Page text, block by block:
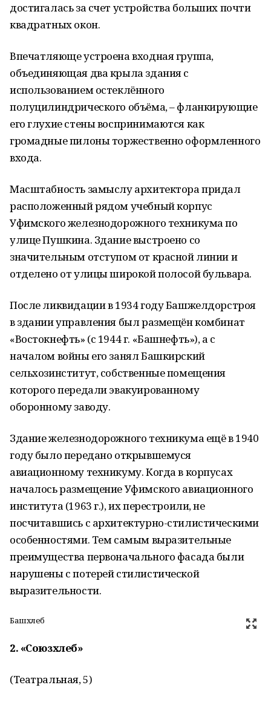
достигалась за счет устройства больших почти
квадратных окон.
Впечатляюще устроена входная группа,
объединяющая два крыла здания с
использованием остеклённого
полуцилиндрического объёма, – фланкирующие
его глухие стены воспринимаются как
громадные пилоны торжественно оформленного
входа.
Масштабность замыслу архитектора придал
расположенный рядом учебный корпус
Уфимского железнодорожного техникума по
улице Пушкина. Здание выстроено со
значительным отступом от красной линии и
отделено от улицы широкой полосой бульвара.
После ликвидации в 1934 году Башжелдорстроя
в здании управления был размещён комбинат
«Востокнефть» (с 1944 г. «Башнефть»), а с
началом войны его занял Башкирский
сельхозинститут, собственные помещения
которого передали эвакуированному
оборонному заводу.
Здание железнодорожного техникума ещё в 1940
году было передано открывшемуся
авиационному техникуму. Когда в корпусах
началось размещение Уфимского авиационного
института (1963 г.), их перестроили, не
посчитавшись с архитектурно-стилистическими
особенностями. Тем самым выразительные
преимущества первоначального фасада были
нарушены с потерей стилистической
выразительности.
Башхлеб
2. «Союзхлеб»
(Театральная, 5)